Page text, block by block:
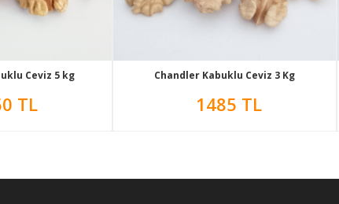
Ceviz 5 kg
TL
Chandler Kabuklu Ceviz 3 Kg
1485 TL